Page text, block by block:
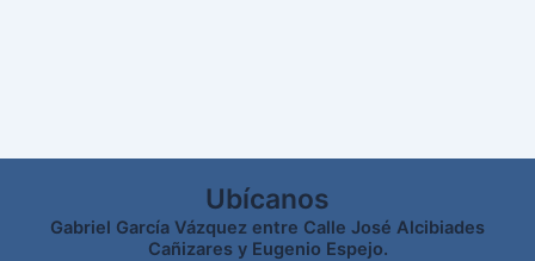
Ubícanos
Gabriel García Vázquez entre Calle José Alcibiades
Cañizares y Eugenio Espejo.